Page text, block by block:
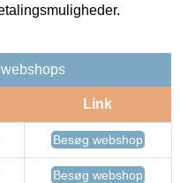
Link
Besøg webshop
Besøg webshop